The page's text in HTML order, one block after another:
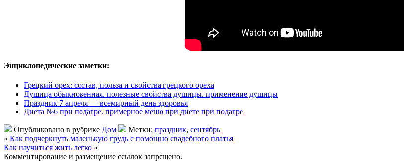
Энциклопедические заметки:
Грецкий орех: состав, польза и свойства грецкого ореха
Душица обыкновенная. полезные свойства душицы. применение душицы
Праздник 7 апреля — всемирный день здоровья
Диета №6 при подагре. примерное меню при диете при подагре
Опубликовано в рубрике Дом Метки: праздник, сентябрь
« Как подчеркнуть маленькую грудь с помощью свадебного платья
Как научиться жить легко »
Комментирование и размещение ссылок запрещено.